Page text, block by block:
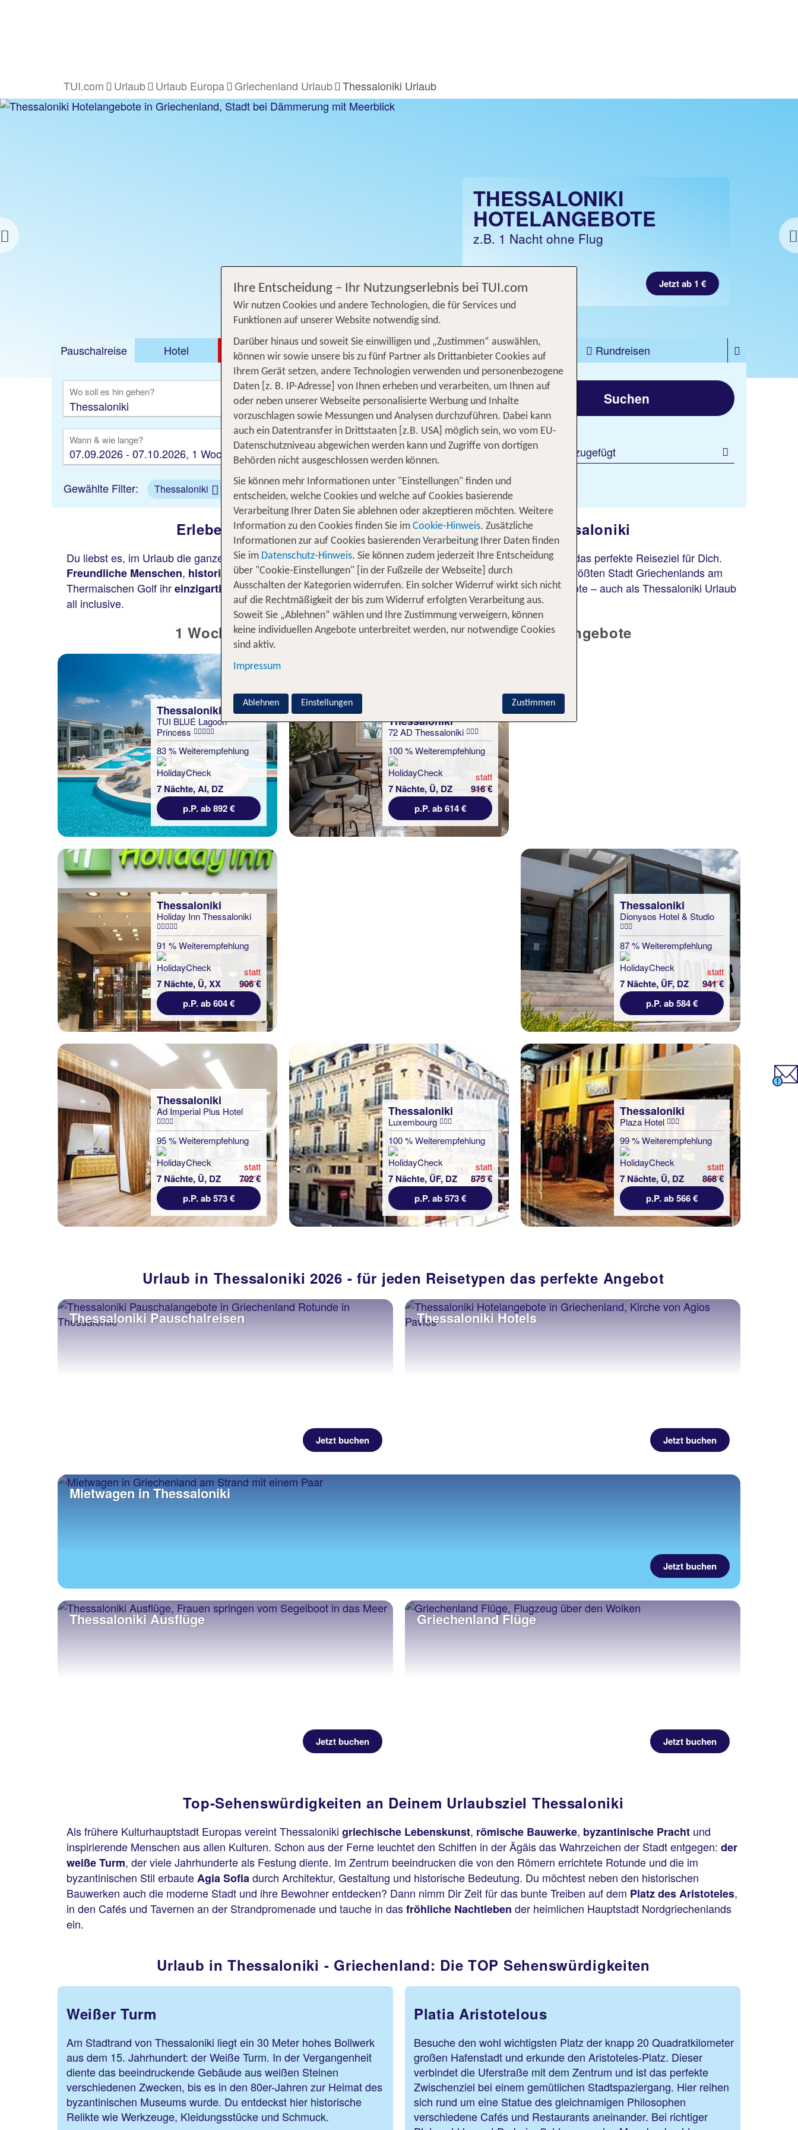
TUI.com Urlaub Urlaub Europa Griechenland Urlaub Thessaloniki Urlaub
Previous
Jetzt ab 326 €
THESSALONIKI
HOTELANGEBOTE
z.B. 1 Nacht ohne Flug
Jetzt ab 1 €
Pauschalreise Hotel DEALS Flug Ferienhaus Mietwagen Kreuzfahrten
Rundreisen
Ausflüge
Camper Privattransfer Zusatzleistungen
Wo soll es hin gehen? Von wo?
Beliebig
Wann & wie lange?
07.09.2026 - 07.10.2026, 1 Woche
Wer reist mit?
2 Erwachsene
Suchen
1 Filter hinzugefügt
Gewählte Filter: Thessaloniki
Erlebe einen unvergesslichen Urlaub am Golf von Thessaloniki
Du liebst es, im Urlaub die ganze Vielfalt einer faszinierenden Region zu entdecken? Dann ist Thessaloniki das perfekte Reiseziel für Dich.
Freundliche Menschen, historische Bauwerke,kulinarischeundkulturelle Vielfaltverleihen der zweitgrößten Stadt Griechenlands am
Thermaischen Golf ihreinzigartiges Ambiente. Auf tui.com findest Du rasch die passenden Urlaubsangebote – auch als Thessaloniki Urlaub
all inclusive.
1 Woche Thessaloniki Urlaub inkl. Flug - Unsere TOP Angebote
Thessaloniki
TUI BLUE Lagoon
Princess
83 % Weiterempfehlung
7 Nächte, AI, DZ
p.P. ab 892 €
Thessaloniki
72 AD Thessaloniki
100 % Weiterempfehlung
7 Nächte, Ü, DZ
statt
916 €
p.P. ab 614 €
Thessaloniki
100 % Weiterempfehlung
statt
Thessaloniki
Holiday Inn Thessaloniki
91 % Weiterempfehlung
7 Nächte, Ü, XX
statt
906 €
p.P. ab 604 €
Thessaloniki
Akritas Hotel
100 % Weiterempfehlung
7 Nächte, ÜF, DZ
statt
955 €
p.P. ab 598 €
Thessaloniki
Dionysos Hotel & Studio
87 % Weiterempfehlung
7 Nächte, ÜF, DZ
statt
941 €
p.P. ab 584 €
Thessaloniki
Ad Imperial Plus Hotel
95 % Weiterempfehlung
7 Nächte, Ü, DZ
statt
702 €
p.P. ab 573 €
Thessaloniki
Luxembourg
100 % Weiterempfehlung
7 Nächte, ÜF, DZ
statt
875 €
p.P. ab 573 €
Thessaloniki
Plaza Hotel
99 % Weiterempfehlung
7 Nächte, Ü, DZ
statt
868 €
p.P. ab 566 €
Urlaub in Thessaloniki 2026 - für jeden Reisetypen das perfekte Angebot
Thessaloniki Pauschalreisen
Jetzt buchen
Thessaloniki Hotels
Jetzt buchen
Mietwagen in Thessaloniki
Jetzt buchen
Thessaloniki Ausflüge
Jetzt buchen
Griechenland Flüge
Jetzt buchen
Top-Sehenswürdigkeiten an Deinem Urlaubsziel Thessaloniki
Als frühere Kulturhauptstadt Europas vereint Thessaloniki griechische Lebenskunst, römische Bauwerke, byzantinische Pracht und
inspirierende Menschen aus allen Kulturen. Schon aus der Ferne leuchtet den Schiffen in der Ägäis das Wahrzeichen der Stadt entgegen: der
weiße Turm, der viele Jahrhunderte als Festung diente. Im Zentrum beeindrucken die von den Römern errichtete Rotunde und die im
byzantinischen Stil erbauteAgia Sofiadurch Architektur, Gestaltung und historische Bedeutung. Du möchtest neben den historischen
Bauwerken auch die moderne Stadt und ihre Bewohner entdecken? Dann nimm Dir Zeit für das bunte Treiben auf dem Platz des Aristoteles,
in den Cafés und Tavernen an der Strandpromenade und tauche in dasfröhliche Nachtleben der heimlichen Hauptstadt Nordgriechenlands
ein.
Urlaub in Thessaloniki - Griechenland: Die TOP Sehenswürdigkeiten
Weißer Turm
Am Stadtrand von Thessaloniki liegt ein 30 Meter hohes Bollwerk
aus dem 15. Jahrhundert: der Weiße Turm. In der Vergangenheit
diente das beeindruckende Gebäude aus weißen Steinen
verschiedenen Zwecken, bis es in den 80er-Jahren zur Heimat des
byzantinischen Museums wurde. Du entdeckst hier historische
Relikte wie Werkzeuge, Kleidungsstücke und Schmuck.
Platia Aristotelous
Besuche den wohl wichtigsten Platz der knapp 20 Quadratkilometer
großen Hafenstadt und erkunde den Aristoteles-Platz. Dieser
verbindet die Uferstraße mit dem Zentrum und ist das perfekte
Zwischenziel bei einem gemütlichen Stadtspaziergang. Hier reihen
sich rund um eine Statue des gleichnamigen Philosophen
verschiedene Cafés und Restaurants aneinander. Bei richtiger
Ihre Entscheidung – Ihr Nutzungserlebnis bei TUI.com
Wir nutzen Cookies und andere Technologien, die für Services und
Funktionen auf unserer Website notwendig sind.
Darüber hinaus und soweit Sie einwilligen und „Zustimmen“ auswählen,
können wir sowie unsere bis zu fünf Partner als Drittanbieter Cookies auf
Ihrem Gerät setzen, andere Technologien verwenden und personenbezogene
Daten [z. B. IP-Adresse] von Ihnen erheben und verarbeiten, um Ihnen auf
oder neben unserer Webseite personalisierte Werbung und Inhalte
vorzuschlagen sowie Messungen und Analysen durchzuführen. Dabei kann
auch ein Datentransfer in Drittstaaten [z.B. USA] möglich sein, wo vom EU-
Datenschutzniveau abgewichen werden kann und Zugriffe von dortigen
Behörden nicht ausgeschlossen werden können.
Sie können mehr Informationen unter "Einstellungen" finden und
entscheiden, welche Cookies und welche auf Cookies basierende
Verarbeitung Ihrer Daten Sie ablehnen oder akzeptieren möchten. Weitere
Information zu den Cookies finden Sie im Cookie-Hinweis. Zusätzliche
Informationen zur auf Cookies basierenden Verarbeitung Ihrer Daten finden
Sie im Datenschutz-Hinweis. Sie können zudem jederzeit Ihre Entscheidung
über "Cookie-Einstellungen" [in der Fußzeile der Webseite] durch
Ausschalten der Kategorien widerrufen. Ein solcher Widerruf wirkt sich nicht
auf die Rechtmäßigkeit der bis zum Widerruf erfolgten Verarbeitung aus.
Soweit Sie „Ablehnen“ wählen und Ihre Zustimmung verweigern, können
keine individuellen Angebote unterbreitet werden, nur notwendige Cookies
sind aktiv.
Impressum
Zustimmen
Ablehnen Einstellungen